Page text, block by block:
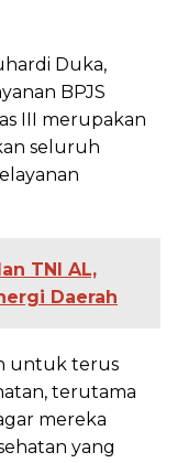
Duka,
BPJS
III merupakan
seluruh
TNI AL,
Daerah
untuk terus
terutama
mereka
yang